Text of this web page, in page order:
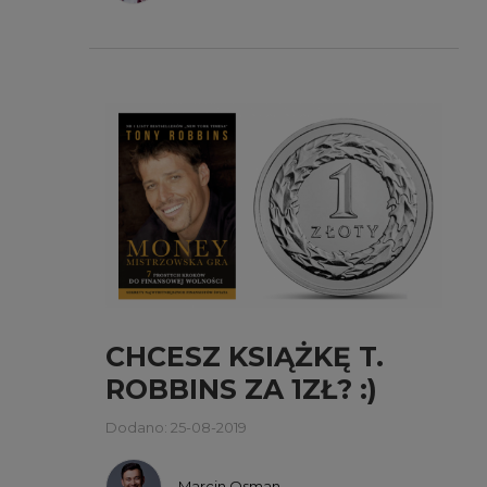
CHCESZ KSIĄŻKĘ T.
ROBBINS ZA 1ZŁ? :)
Dodano: 25-08-2019